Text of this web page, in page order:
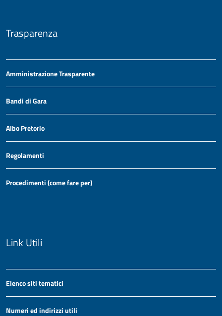
Trasparenza
Amministrazione Trasparente
Bandi di Gara
Albo Pretorio
Regolamenti
Procedimenti (come fare per)
Link Utili
Elenco siti tematici
Numeri ed indirizzi utili